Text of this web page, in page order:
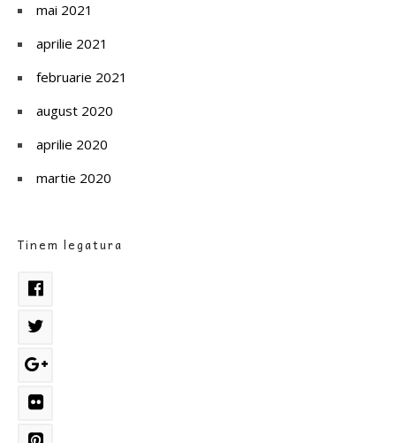
mai 2021
aprilie 2021
februarie 2021
august 2020
aprilie 2020
martie 2020
Tinem legatura